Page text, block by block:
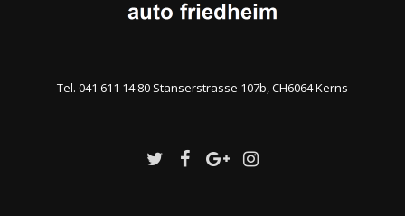
Tel. 041 611 14 80 Stanserstrasse 107b, CH6064 Kerns